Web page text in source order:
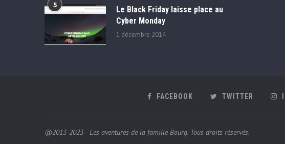
5
Le Black Friday laisse place au
Cyber Monday
1 décembre 2014
FACEBOOK TWITTER
@2013-2023 - Les aventures de la famille Bourg. Tous droits réservés.